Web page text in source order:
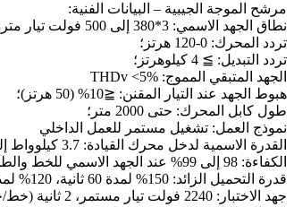
مرشح الموجة الجيبية – البيانات الفنية:
نطاق الجهد الاسمي: 3*380 إلى 500 فولت تيار متردد ±10%
تردد المحرك: 0-120 هرتز؛
تردد التبديل: ≧ 4 كيلوهرتز؛
الجهد المتبقي المموج: THDv <5%
هبوط الجهد عند التيار المقنن: ≦10% (50 هرتز)؛
طول كابل المحرك: حتى 2000 متر؛
نموذج العمل: تشغيل مستمر للعمل الداخلي
القدرة الاسمية لدخل محرك القيادة: 3.7 كيلوواط إلى 630 كيلوواط؛
الكفاءة: 98 إلى 99% عند الجهد الاسمي للخط والطاقة
قدرة التحميل الزائد: 150% لمدة 60 ثانية، 120% لمدة 60 دقيقة
جهد الاختبار: 2240 فولت تيار مستمر، 2 ثانية (خط/خط) 2720 فولت تيار مستمر، 2 ثانية (خطوط/الغلاف)